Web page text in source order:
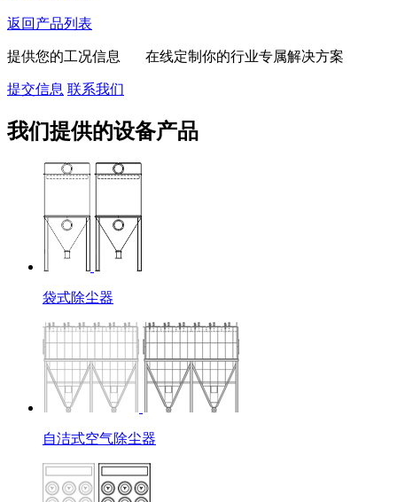
返回产品列表
提供您的工况信息 在线定制你的行业专属解决方案
提交信息 联系我们
我们提供的设备产品
袋式除尘器
自洁式空气除尘器